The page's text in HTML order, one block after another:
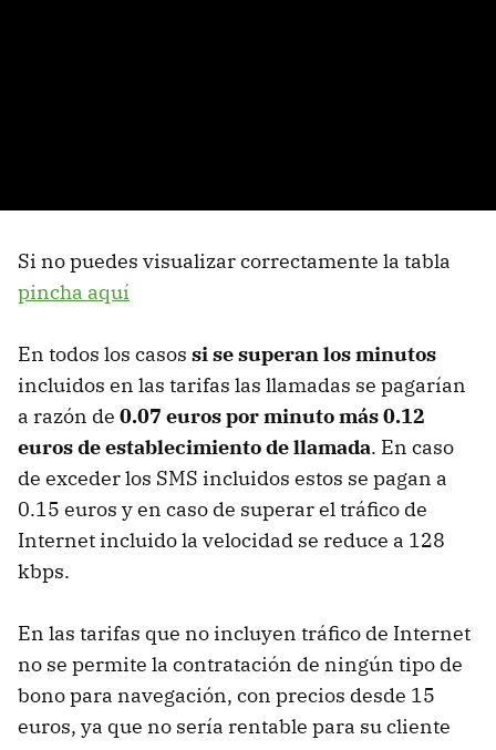
Si no puedes visualizar correctamente la tabla
pincha aquí
En todos los casos si se superan los minutos
incluidos en las tarifas las llamadas se pagarían
a razón de 0.07 euros por minuto más 0.12
euros de establecimiento de llamada. En caso
de exceder los SMS incluidos estos se pagan a
0.15 euros y en caso de superar el tráfico de
Internet incluido la velocidad se reduce a 128
kbps.
En las tarifas que no incluyen tráfico de Internet
no se permite la contratación de ningún tipo de
bono para navegación, con precios desde 15
euros, ya que no sería rentable para su cliente